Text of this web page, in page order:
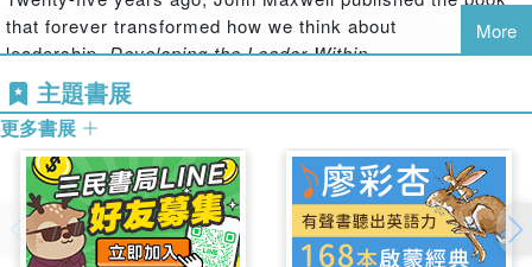
that forever transformed how we think about
leadership.Developing the Leader Within
Yourevolutionized the way leaders are made and in the
process sold more than one million copies. Now John
Maxwell returns to his classic text to include the
leadership insights and practices he's learned in the
decades since the book first appeared. Thoroughly revised
and with two completely new chapters, this new edition
updates the foundational principles for transformative
More
主題書展
更多書展